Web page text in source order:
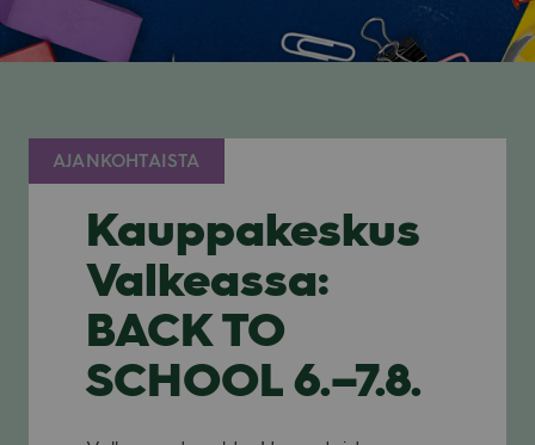
AJANKOHTAISTA
Kauppakeskus
Valkeassa:
BACK TO
SCHOOL 6.–7.8.